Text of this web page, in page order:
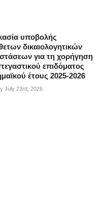
υποβολής
δικαιολογητικών
για τη χορήγηση
επιδόματος
έτους 2025-2026
July 23rd, 2026